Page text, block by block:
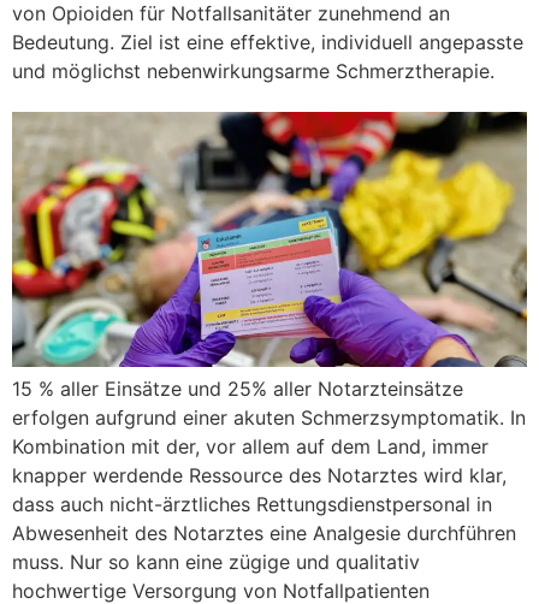
von Opioiden für Notfallsanitäter zunehmend an
Bedeutung. Ziel ist eine effektive, individuell angepasste
und möglichst nebenwirkungsarme Schmerztherapie.
15 % aller Einsätze und 25% aller Notarzteinsätze
erfolgen aufgrund einer akuten Schmerzsymptomatik. In
Kombination mit der, vor allem auf dem Land, immer
knapper werdende Ressource des Notarztes wird klar,
dass auch nicht-ärztliches Rettungsdienstpersonal in
Abwesenheit des Notarztes eine Analgesie durchführen
muss. Nur so kann eine zügige und qualitativ
hochwertige Versorgung von Notfallpatienten